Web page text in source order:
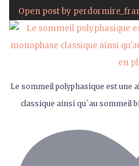
Open post by
Le sommeil polyphasique est une
classique ainsi qu`au sommeil